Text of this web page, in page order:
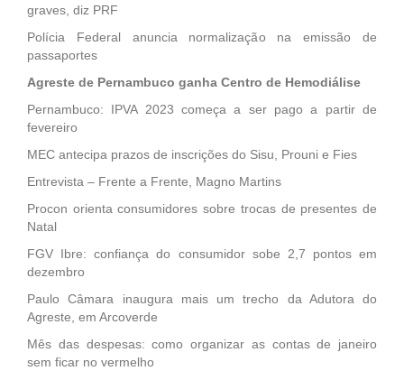
graves, diz PRF
Polícia Federal anuncia normalização na emissão de
passaportes
Agreste de Pernambuco ganha Centro de Hemodiálise
Pernambuco: IPVA 2023 começa a ser pago a partir de
fevereiro
MEC antecipa prazos de inscrições do Sisu, Prouni e Fies
Entrevista – Frente a Frente, Magno Martins
Procon orienta consumidores sobre trocas de presentes de
Natal
FGV Ibre: confiança do consumidor sobe 2,7 pontos em
dezembro
Paulo Câmara inaugura mais um trecho da Adutora do
Agreste, em Arcoverde
Mês das despesas: como organizar as contas de janeiro
sem ficar no vermelho